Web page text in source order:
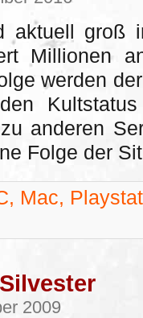
aktuell groß
Millionen
werden
anderen
Folge der
Mac,
2009